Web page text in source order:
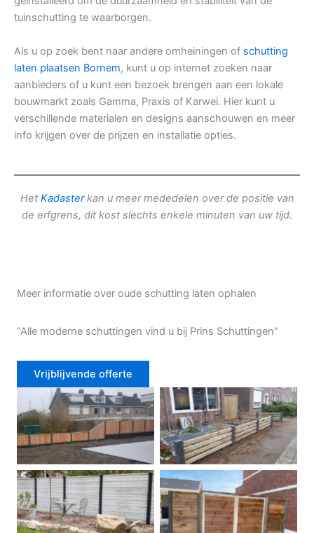
tuinschutting te waarborgen.
Als u op zoek bent naar andere omheiningen of schutting
laten plaatsen Bornem, kunt u op internet zoeken naar
aanbieders of u kunt een bezoek brengen aan een lokale
bouwmarkt zoals Gamma, Praxis of Karwei. Hier kunt u
verschillende materialen en designs aanschouwen en meer
info krijgen over de prijzen en installatie opties.
Het Kadasterkan u meer mededelen over de positie van
de erfgrens, dit kost slechts enkele minuten van uw tijd.
Meer informatie over oude schutting laten ophalen
“Alle moderne schuttingen vind u bij Prins Schuttingen”
Vrijblijvende offerte
Douglas schutting Tuinhek voortuin
Betonschutting
Dubbele poort